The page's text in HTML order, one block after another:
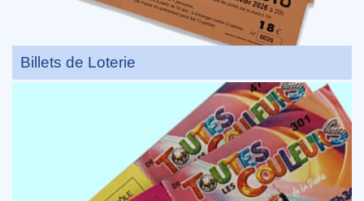
Billets de Loterie